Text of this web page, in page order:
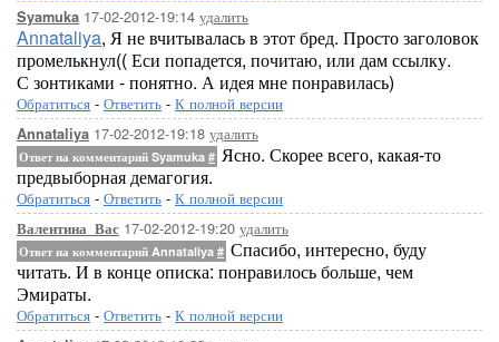
Syamuka 17-02-2012-19:14 удалить
Annataliya, Я не вчитывалась в этот бред. Просто заголовок
промелькнул(( Еси попадется, почитаю, или дам ссылку.
С зонтиками - понятно. А идея мне понравилась)
Обратиться - Ответить - К полной версии
Annataliya 17-02-2012-19:18 удалить
Ответ на комментарий Syamuka # Ясно. Скорее всего, какая-то
предвыборная демагогия.
Обратиться - Ответить - К полной версии
Валентина_Вас 17-02-2012-19:20 удалить
Ответ на комментарий Annataliya # Спасибо, интересно, буду
читать. И в конце описка: понравилось больше, чем
Эмираты.
Обратиться - Ответить - К полной версии